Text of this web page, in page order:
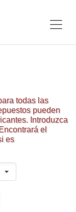
todas las
pueden
Introduzca
el
es